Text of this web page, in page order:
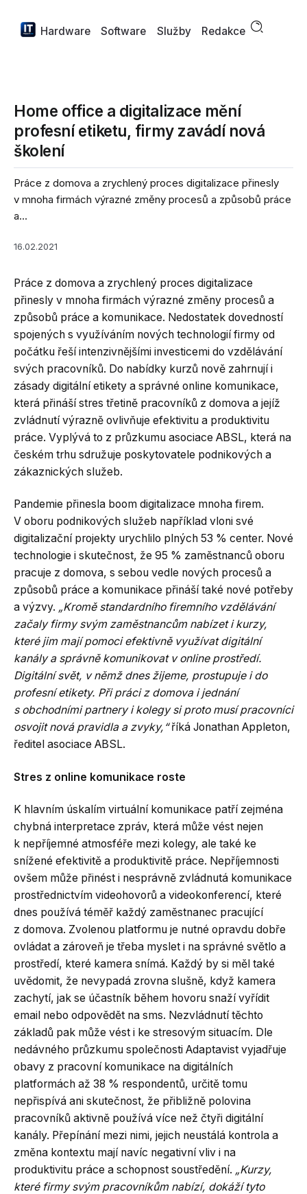
Hardware Software Služby Redakce
Home office a digitalizace mění
profesní etiketu, firmy zavádí nová
školení
Práce z domova a zrychlený proces digitalizace přinesly
v mnoha firmách výrazné změny procesů a způsobů práce
a...
16.02.2021
Práce z domova a zrychlený proces digitalizace
přinesly v mnoha firmách výrazné změny procesů a
způsobů práce a komunikace. Nedostatek dovedností
spojených s využíváním nových technologií firmy od
počátku řeší intenzivnějšími investicemi do vzdělávání
svých pracovníků. Do nabídky kurzů nově zahrnují i
zásady digitální etikety a správné online komunikace,
která přináší stres třetině pracovníků z domova a jejíž
zvládnutí výrazně ovlivňuje efektivitu a produktivitu
práce. Vyplývá to z průzkumu asociace ABSL, která na
českém trhu sdružuje poskytovatele podnikových a
zákaznických služeb.
Pandemie přinesla boom digitalizace mnoha firem.
V oboru podnikových služeb například vloni své
digitalizační projekty urychlilo plných 53 % center. Nové
technologie i skutečnost, že 95 % zaměstnanců oboru
pracuje z domova, s sebou vedle nových procesů a
způsobů práce a komunikace přináší také nové potřeby
a výzvy. „Kromě standardního firemního vzdělávání
začaly firmy svým zaměstnancům nabízet i kurzy,
které jim mají pomoci efektivně využívat digitální
kanály a správně komunikovat v online prostředí.
Digitální svět, v němž dnes žijeme, prostupuje i do
profesní etikety. Při práci z domova i jednání
s obchodními partnery i kolegy si proto musí pracovníci
osvojit nová pravidla a zvyky,“říká Jonathan Appleton,
ředitel asociace ABSL.
Stres z online komunikace roste
K hlavním úskalím virtuální komunikace patří zejména
chybná interpretace zpráv, která může vést nejen
k nepříjemné atmosféře mezi kolegy, ale také ke
snížené efektivitě a produktivitě práce. Nepříjemnosti
ovšem může přinést i nesprávně zvládnutá komunikace
prostřednictvím videohovorů a videokonferencí, které
dnes používá téměř každý zaměstnanec pracující
z domova. Zvolenou platformu je nutné opravdu dobře
ovládat a zároveň je třeba myslet i na správné světlo a
prostředí, které kamera snímá. Každý by si měl také
uvědomit, že nevypadá zrovna slušně, když kamera
zachytí, jak se účastník během hovoru snaží vyřídit
email nebo odpovědět na sms. Nezvládnutí těchto
základů pak může vést i ke stresovým situacím. Dle
nedávného průzkumu společnosti Adaptavist vyjadřuje
obavy z pracovní komunikace na digitálních
platformách až 38 % respondentů, určitě tomu
nepřispívá ani skutečnost, že přibližně polovina
pracovníků aktivně používá více než čtyři digitální
kanály. Přepínání mezi nimi, jejich neustálá kontrola a
změna kontextu mají navíc negativní vliv i na
produktivitu práce a schopnost soustředění. „Kurzy,
které firmy svým pracovníkům nabízí, dokáží tyto